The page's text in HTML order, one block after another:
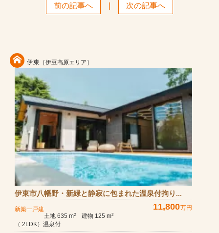
前の記事へ 次の記事へ
伊東 ［伊豆高原エリア］
伊東市八幡野・新緑と静寂に包まれた温泉付拘り...
新築一戸建 11,800万円
土地 635 m2 建物 125 m2
（ 2LDK）温泉付